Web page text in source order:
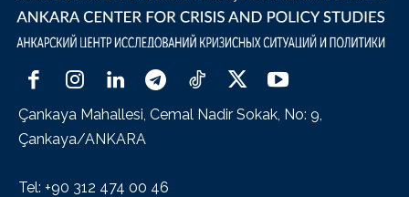
Çankaya Mahallesi, Cemal Nadir Sokak, No: 9,
Çankaya/ANKARA
Tel: +90 312 474 00 46